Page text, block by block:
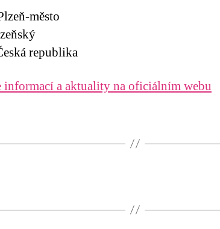
město
republika
informací a aktuality na oficiálním webu